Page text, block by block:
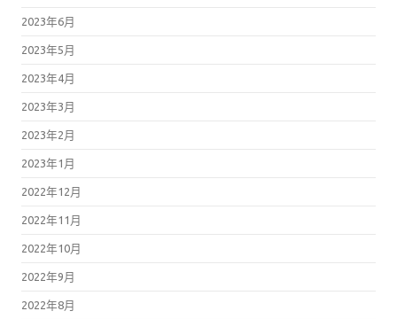
2023年6月
2023年5月
2023年4月
2023年3月
2023年2月
2023年1月
2022年12月
2022年11月
2022年10月
2022年9月
2022年8月